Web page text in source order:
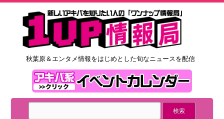
秋葉原＆エンタメ情報をはじめとした旬なニュースを配信